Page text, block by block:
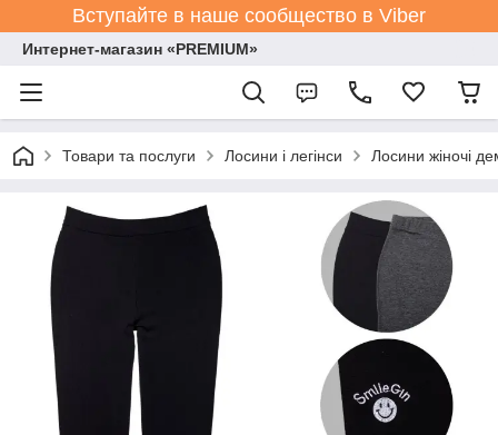
Вступайте в наше сообщество в Viber
Интернет-магазин «PREMIUM»
Товари та послуги Лосини і легінси Лосини жіночі